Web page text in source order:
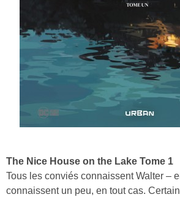
The Nice House on the Lake Tome 1
Tous les conviés connaissent Walter –
connaissent un peu, en tout cas.